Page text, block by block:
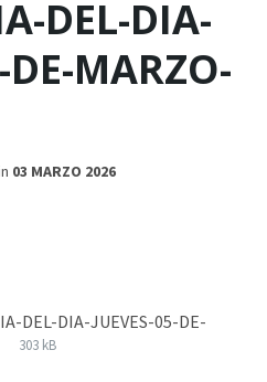
DEL-DIA-
DE-MARZO-
03 MARZO 2026
DEL-DIA-JUEVES-05-DE-
303 kB